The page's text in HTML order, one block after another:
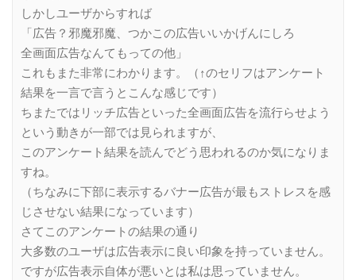
しかしユーザからすれば
「広告？邪魔邪魔、つかこの広告いいかげんにしろ
全画面広告なんてもっての他」
これもまた非常にわかります。（↑のセリフはアンケート
結果を一言で言うとこんな感じです）
ちまたではリッチ広告といった全画面広告を流行らせよう
という動きが一部では見られますが、
このアンケート結果を読んでどう思われるのか気になりま
すね。
（ちなみに下部に表示するバナー広告が最もストレスを感
じさせない結果になっています）
さてこのアンケートの結果の通り
大多数のユーザは広告表示に良い印象を持っていません。
ですが広告表示自体が悪いとは私は思っていません。